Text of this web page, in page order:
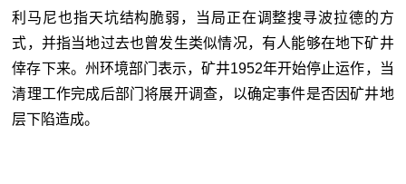
利马尼也指天坑结构脆弱，当局正在调整搜寻波拉德的方
式，并指当地过去也曾发生类似情况，有人能够在地下矿井
倖存下来。州环境部门表示，矿井1952年开始停止运作，当
清理工作完成后部门将展开调查，以确定事件是否因矿井地
层下陷造成。